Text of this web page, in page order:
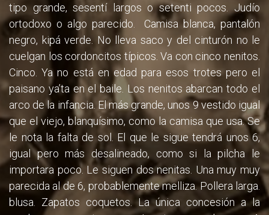
tipo grande, sesentí largos o setenti pocos. Judío
ortodoxo o algo parecido. Camisa blanca, pantalón
negro, kipá verde. No lleva saco y del cinturón no le
cuelgan los cordoncitos típicos. Va con cinco nenitos.
Cinco. Ya no está en edad para esos trotes pero el
paisano ya’ta en el baile. Los nenitos abarcan todo el
arco de la infancia. El más grande, unos 9 vestido igual
que el viejo, blanquísimo, como la camisa que usa. Se
le nota la falta de sol. El que le sigue tendrá unos 6,
igual pero más desalineado, como si la pilcha le
importara poco. Le siguen dos nenitas. Una muy muy
parecida al de 6, probablemente melliza. Pollera larga.
blusa. Zapatos coquetos. La única concesión a la